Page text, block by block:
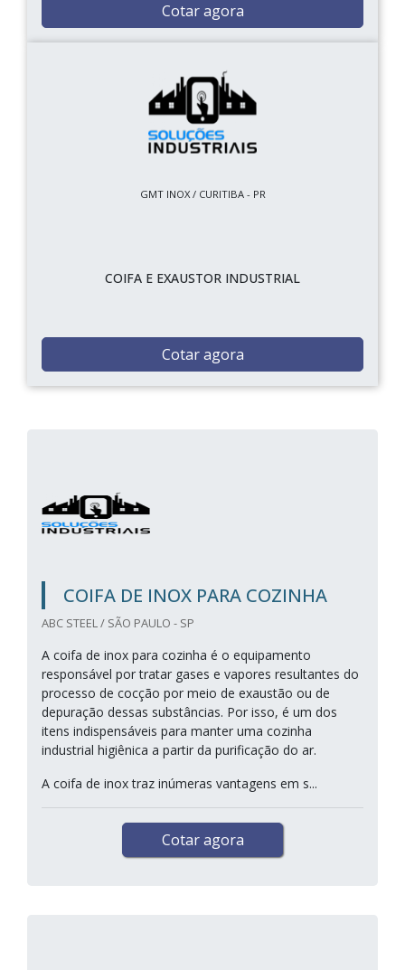
Cotar agora
GMT INOX / CURITIBA - PR
COIFA E EXAUSTOR INDUSTRIAL
Cotar agora
COIFA DE INOX PARA COZINHA
ABC STEEL / SÃO PAULO - SP
A coifa de inox para cozinha é o equipamento
responsável por tratar gases e vapores resultantes do
processo de cocção por meio de exaustão ou de
depuração dessas substâncias. Por isso, é um dos
itens indispensáveis para manter uma cozinha
industrial higiênica a partir da purificação do ar.
A coifa de inox traz inúmeras vantagens em s...
Cotar agora